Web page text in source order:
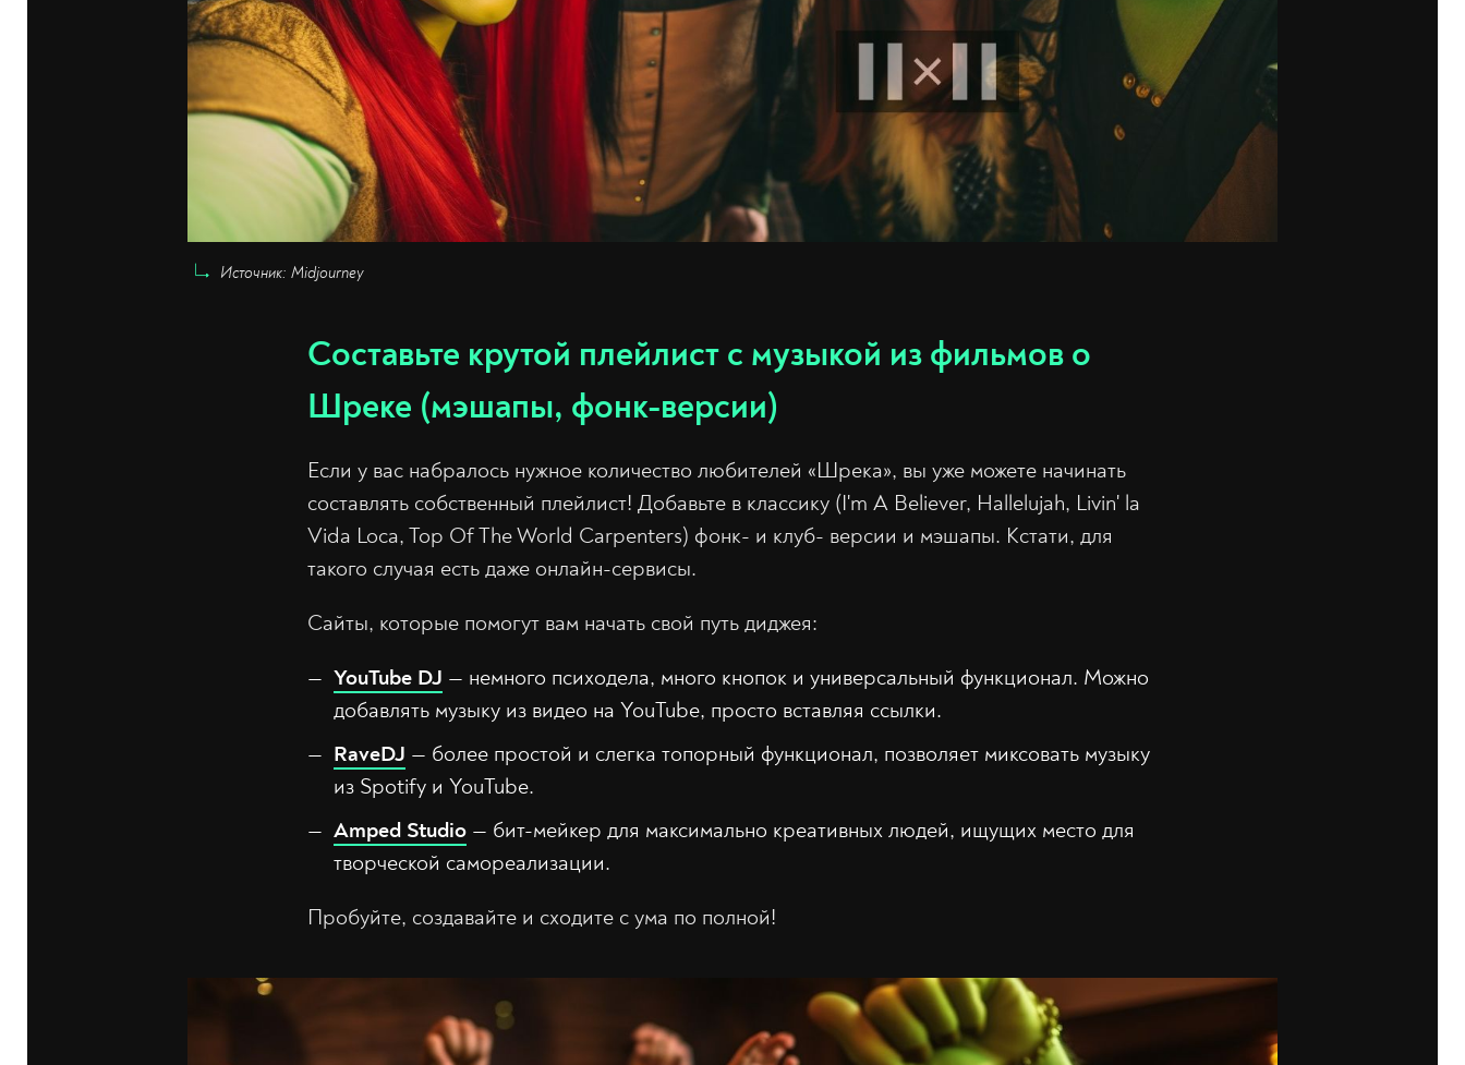
Источник: Midjourney
Составьте крутой плейлист с музыкой из фильмов о
Шреке (мэшапы, фонк-версии)
Если у вас набралось нужное количество любителей «Шрека», вы уже можете начинать
составлять собственный плейлист! Добавьте в классику (I'm A Believer, Hallelujah, Livin' la
Vida Loca, Top Of The World Carpenters) фонк- и клуб- версии и мэшапы. Кстати, для
такого случая есть даже онлайн-сервисы.
Сайты, которые помогут вам начать свой путь диджея:
YouTube DJ — немного психодела, много кнопок и универсальный функционал. Можно
добавлять музыку из видео на YouTube, просто вставляя ссылки.
RaveDJ — более простой и слегка топорный функционал, позволяет миксовать музыку
из Spotify и YouTube.
Amped Studio — бит-мейкер для максимально креативных людей, ищущих место для
творческой самореализации.
Пробуйте, создавайте и сходите с ума по полной!